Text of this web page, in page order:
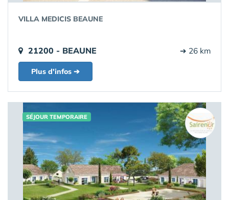
VILLA MEDICIS BEAUNE
21200 - BEAUNE ➔ 26 km
Plus d'infos ➔
SÉJOUR TEMPORAIRE